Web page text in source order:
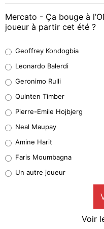
Mercato - Ça bouge à
joueur à partir cet été ?
38%
32%
4%
1%
9%
Geoffrey Kondogbia
Leonardo Balerdi
Geronimo Rulli
Quinten Timber
Pierre-Emile Hojbjerg
Neal Maupay
Amine Harit
Faris Moumbagna
Un autre joueur
Voir